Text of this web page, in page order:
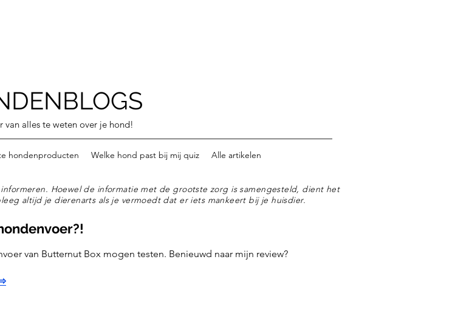
van alles te weten over je hond!
hondenproducten Welke hond past bij mij quiz Alle artikelen
Hoewel de informatie met de grootste zorg is samengesteld, dient het
altijd je dierenarts als je vermoedt dat er iets mankeert bij je huisdier.
van Butternut Box mogen testen. Benieuwd naar mijn review?